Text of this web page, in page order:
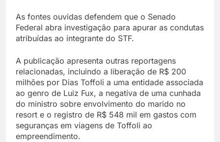
As fontes ouvidas defendem que o Senado
Federal abra investigação para apurar as condutas
atribuídas ao integrante do STF.
A publicação apresenta outras reportagens
relacionadas, incluindo a liberação de R$ 200
milhões por Dias Toffoli a uma entidade associada
ao genro de Luiz Fux, a negativa de uma cunhada
do ministro sobre envolvimento do marido no
resort e o registro de R$ 548 mil em gastos com
seguranças em viagens de Toffoli ao
empreendimento.